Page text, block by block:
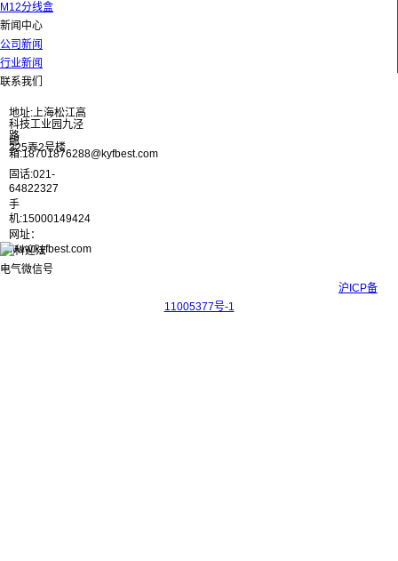
M12分线盒
新闻中心
公司新闻
行业新闻
联系我们
地址:上海松江高
科技工业园九泾
路
325弄2号楼
邮
箱:18701876288@kyfbest.com
固话:021-
64822327
手
机:15000149424
网址：
www.kyfbest.com
沪ICP备
11005377号-1